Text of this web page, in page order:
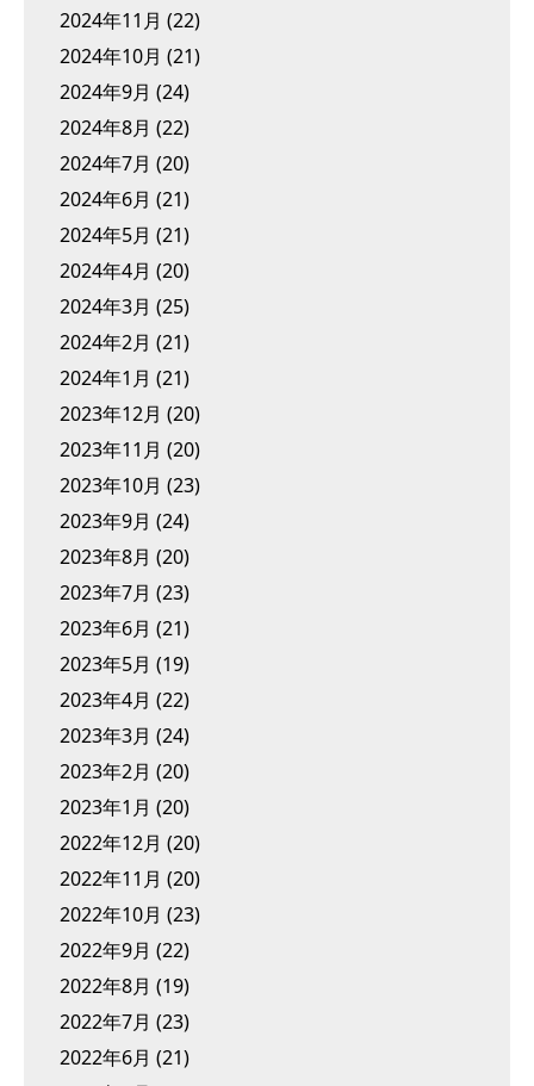
2024年11月 (22)
2024年10月 (21)
2024年9月 (24)
2024年8月 (22)
2024年7月 (20)
2024年6月 (21)
2024年5月 (21)
2024年4月 (20)
2024年3月 (25)
2024年2月 (21)
2024年1月 (21)
2023年12月 (20)
2023年11月 (20)
2023年10月 (23)
2023年9月 (24)
2023年8月 (20)
2023年7月 (23)
2023年6月 (21)
2023年5月 (19)
2023年4月 (22)
2023年3月 (24)
2023年2月 (20)
2023年1月 (20)
2022年12月 (20)
2022年11月 (20)
2022年10月 (23)
2022年9月 (22)
2022年8月 (19)
2022年7月 (23)
2022年6月 (21)